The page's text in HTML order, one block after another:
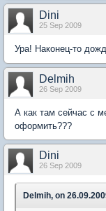
Dini
25 Sep 2009
Ура! Наконец-то
Delmih
26 Sep 2009
А как там сейчас с
оформить???
Dini
26 Sep 2009
Delmih, on